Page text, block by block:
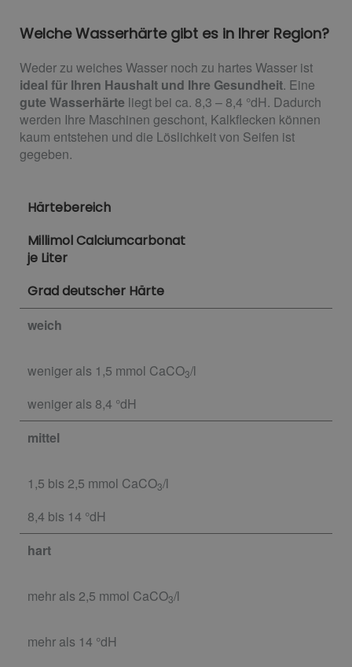
Welche Wasserhärte gibt es in Ihrer Region?
Weder zu weiches Wasser noch zu hartes Wasser ist
ideal für Ihren Haushalt und Ihre Gesundheit. Eine
gute Wasserhärte liegt bei ca. 8,3 – 8,4 °dH. Dadurch
werden Ihre Maschinen geschont, Kalkflecken können
kaum entstehen und die Löslichkeit von Seifen ist
gegeben.
Härtebereich
Millimol Calciumcarbonat
je Liter
Grad deutscher Härte
weich
weniger als 1,5 mmol CaCO3/l
weniger als 8,4 °dH
mittel
1,5 bis 2,5 mmol CaCO3/l
8,4 bis 14 °dH
hart
mehr als 2,5 mmol CaCO3/l
mehr als 14 °dH